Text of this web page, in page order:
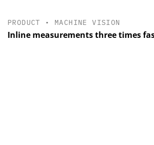
PRODUCT • MACHINE VISION
Inline measurements three times